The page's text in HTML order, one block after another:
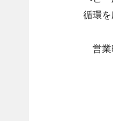
循環を
営業